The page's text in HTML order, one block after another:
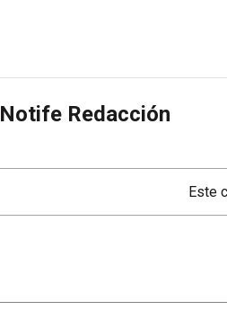
Notife Redacción
Este